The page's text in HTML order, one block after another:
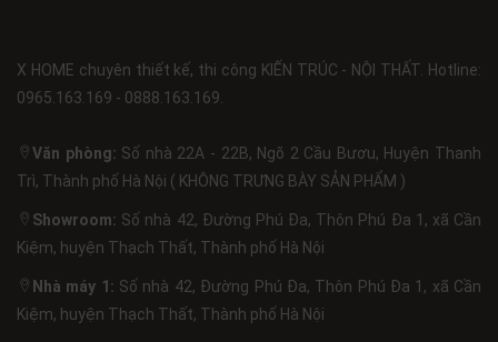
X HOME chuyên thiết kế, thi công KIẾN TRÚC - NỘI THẤT. Hotline:
0965.163.169 - 0888.163.169.
Văn phòng: Số nhà 22A - 22B, Ngõ 2 Cầu Bươu, Huyện Thanh
Trì, Thành phố Hà Nội ( KHÔNG TRƯNG BÀY SẢN PHẨM )
Showroom: Số nhà 42, Đường Phú Đa, Thôn Phú Đa 1, xã Cần
Kiệm, huyện Thạch Thất, Thành phố Hà Nội
Nhà máy 1: Số nhà 42, Đường Phú Đa, Thôn Phú Đa 1, xã Cần
Kiệm, huyện Thạch Thất, Thành phố Hà Nội